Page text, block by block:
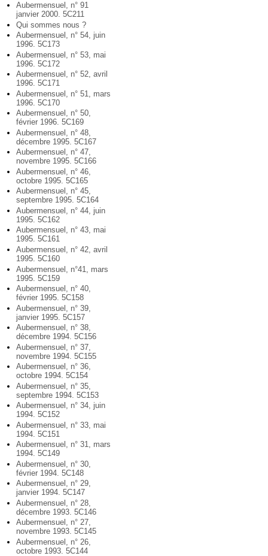
Aubermensuel, n° 91
janvier 2000. 5C211
Qui sommes nous ?
Aubermensuel, n° 54, juin
1996. 5C173
Aubermensuel, n° 53, mai
1996. 5C172
Aubermensuel, n° 52, avril
1996. 5C171
Aubermensuel, n° 51, mars
1996. 5C170
Aubermensuel, n° 50,
février 1996. 5C169
Aubermensuel, n° 48,
décembre 1995. 5C167
Aubermensuel, n° 47,
novembre 1995. 5C166
Aubermensuel, n° 46,
octobre 1995. 5C165
Aubermensuel, n° 45,
septembre 1995. 5C164
Aubermensuel, n° 44, juin
1995. 5C162
Aubermensuel, n° 43, mai
1995. 5C161
Aubermensuel, n° 42, avril
1995. 5C160
Aubermensuel, n°41, mars
1995. 5C159
Aubermensuel, n° 40,
février 1995. 5C158
Aubermensuel, n° 39,
janvier 1995. 5C157
Aubermensuel, n° 38,
décembre 1994. 5C156
Aubermensuel, n° 37,
novembre 1994. 5C155
Aubermensuel, n° 36,
octobre 1994. 5C154
Aubermensuel, n° 35,
septembre 1994. 5C153
Aubermensuel, n° 34, juin
1994. 5C152
Aubermensuel, n° 33, mai
1994. 5C151
Aubermensuel, n° 31, mars
1994. 5C149
Aubermensuel, n° 30,
février 1994. 5C148
Aubermensuel, n° 29,
janvier 1994. 5C147
Aubermensuel, n° 28,
décembre 1993. 5C146
Aubermensuel, n° 27,
novembre 1993. 5C145
Aubermensuel, n° 26,
octobre 1993. 5C144